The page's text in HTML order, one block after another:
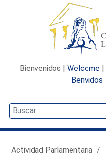
Bienvenidos | Welcome |
Benvidos
Actividad Parlamentaria